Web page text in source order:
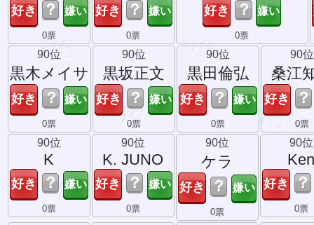
？
0票
？
0票
？
0票
90位
黒木メイサ
？
0票
90位
黒坂正文
？
0票
90位
黒田倫弘
？
0票
90位
桑江
？
0票
90位
K
？
0票
90位
K. JUNO
？
0票
90位
ケラ
？
0票
90位
？
0票